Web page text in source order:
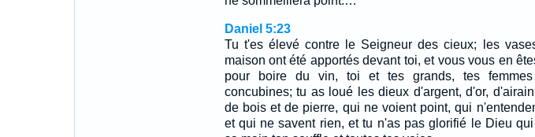
Daniel 5:23
Tu t'es élevé contre le Seigneur des cieux; les
maison ont été apportés devant toi, et vous vous en
pour boire du vin, toi et tes grands, tes
concubines; tu as loué les dieux d'argent, d'or,
de bois et de pierre, qui ne voient point, qui
et qui ne savent rien, et tu n'as pas glorifié le Dieu